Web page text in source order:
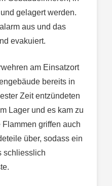
gelagert werden.
aus und das
evakuiert.
am Einsatzort
bereits in
Zeit entzündeten
Lager und es kam zu
griffen auch
über, sodass ein
schliesslich